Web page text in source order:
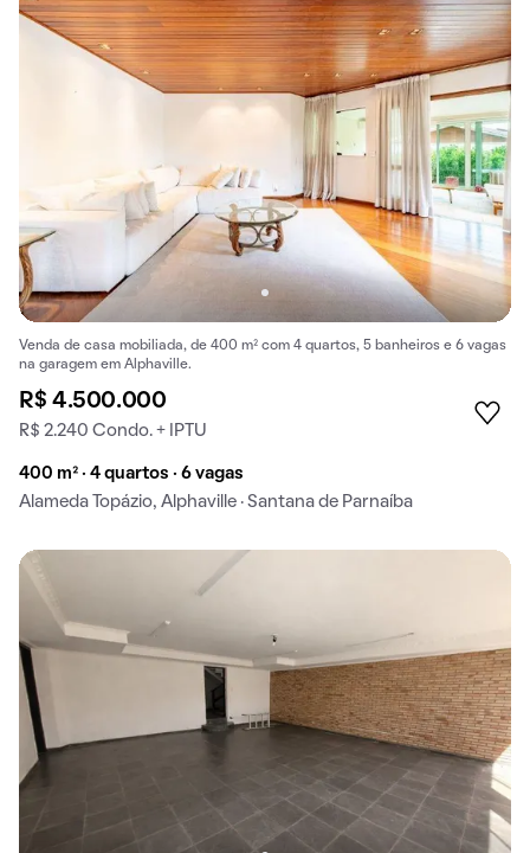
Venda de casa mobiliada, de 400 m² com 4 quartos, 5 banheiros e 6 vagas
na garagem em Alphaville.
R$ 4.500.000
R$ 2.240 Condo. + IPTU
400 m² · 4 quartos · 6 vagas
Alameda Topázio, Alphaville · Santana de Parnaíba